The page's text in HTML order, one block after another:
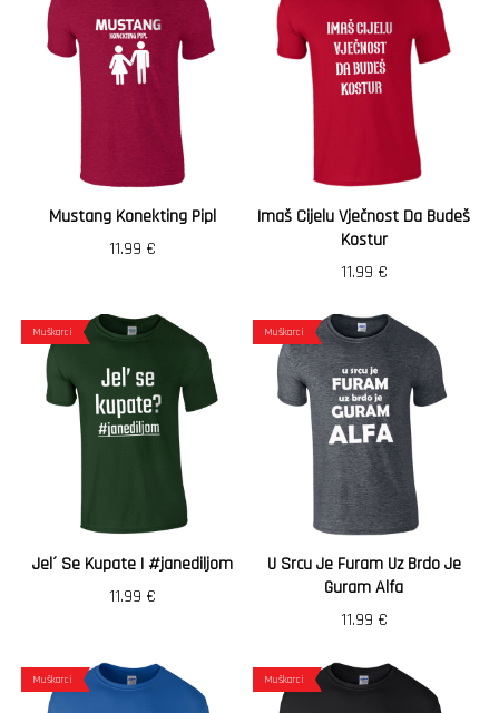
Mustang Konekting Pipl
11.99 €
Imaš Cijelu Vječnost Da Budeš
Kostur
11.99 €
Muškarci
Jel´ Se Kupate | #janediljom
11.99 €
Muškarci
U Srcu Je Furam Uz Brdo Je
Guram Alfa
11.99 €
Muškarci Muškarci